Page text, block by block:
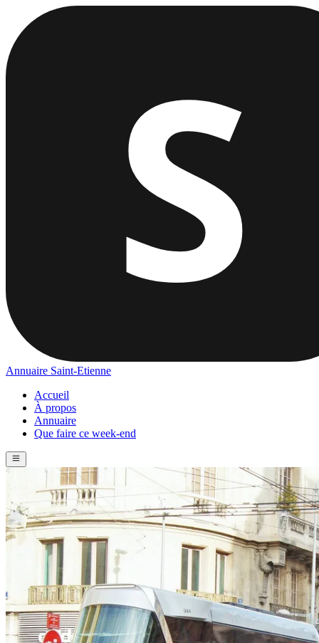
Annuaire Saint-Etienne
Accueil
À propos
Annuaire
Que faire ce week-end